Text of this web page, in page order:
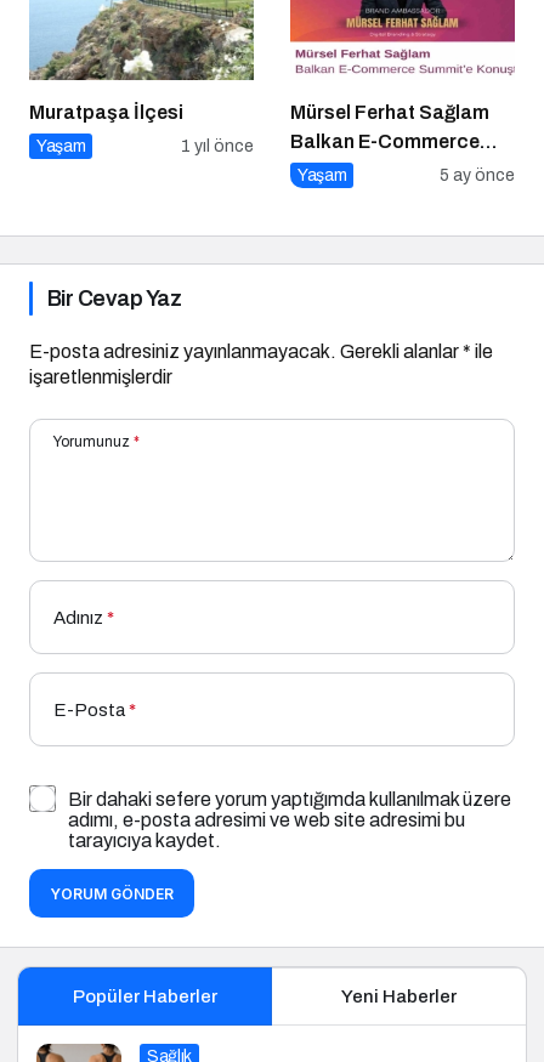
Muratpaşa İlçesi
Yaşam 1 yıl önce
Mürsel Ferhat Sağlam
Balkan E-Commerce
Summit’e Konuştu
Yaşam 5 ay önce
Bir Cevap Yaz
E-posta adresiniz yayınlanmayacak. Gerekli alanlar* ile
işaretlenmişlerdir
Yorumunuz *
Adınız *
E-Posta*
Bir dahaki sefere yorum yaptığımda kullanılmak üzere
adımı, e-posta adresimi ve web site adresimi bu
tarayıcıya kaydet.
YORUM GÖNDER
Popüler Haberler Yeni Haberler
Sağlık